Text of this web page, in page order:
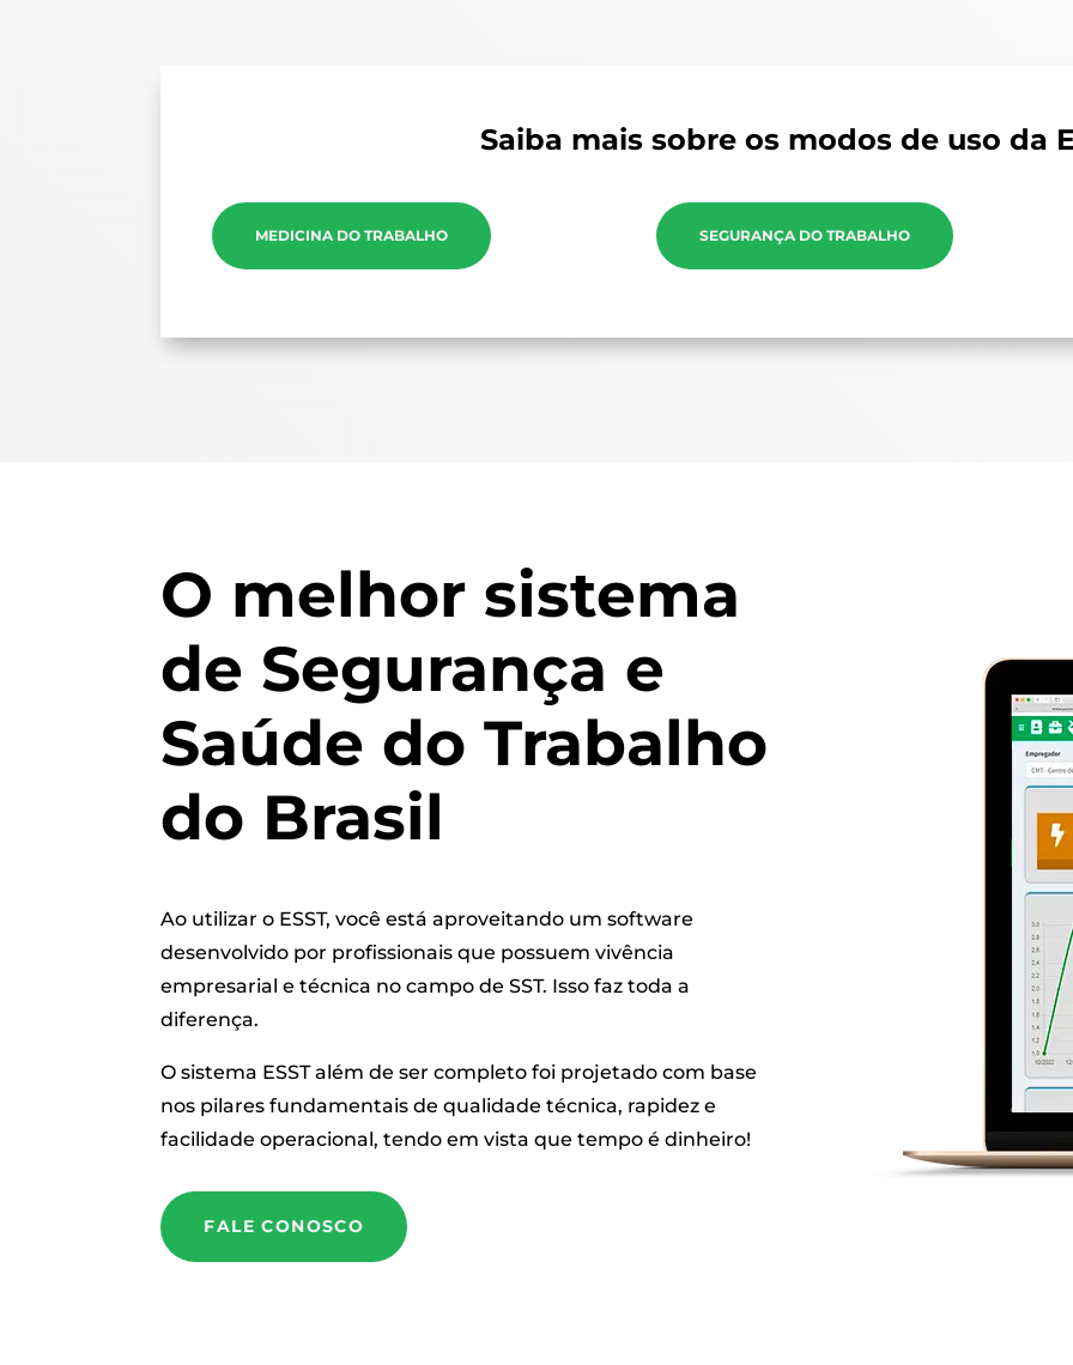
MEDICINA DO TRABALHO
Saiba mais sobre os modos de uso da
SEGURANÇA DO TRABALHO
O melhor sistema
de Segurança e
Saúde do Trabalho
do Brasil
Ao utilizar o ESST, você está aproveitando um software
desenvolvido por profissionais que possuem vivência
empresarial e técnica no campo de SST. Isso faz toda a
diferença.
O sistema ESST além de ser completo foi projetado com base
nos pilares fundamentais de qualidade técnica, rapidez e
facilidade operacional, tendo em vista que tempo é dinheiro!
FALE CONOSCO